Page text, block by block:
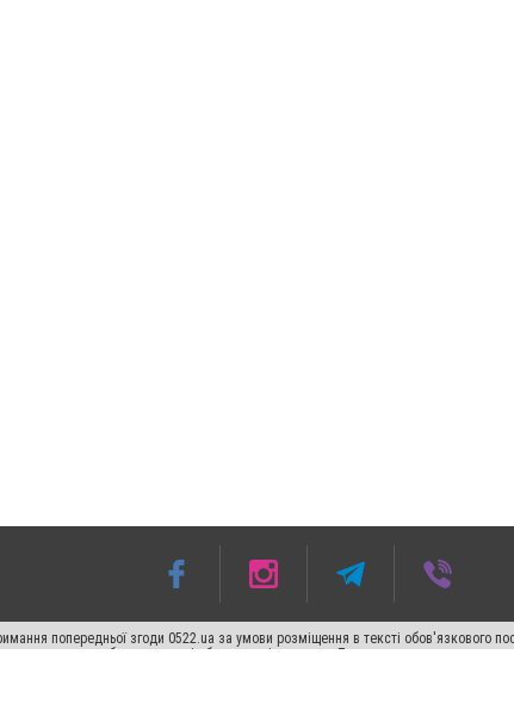
попередньої згоди 0522.ua за умови розміщення в тексті
нижче другого абзацу в тексті або в якості джерела. Порушення виняткових